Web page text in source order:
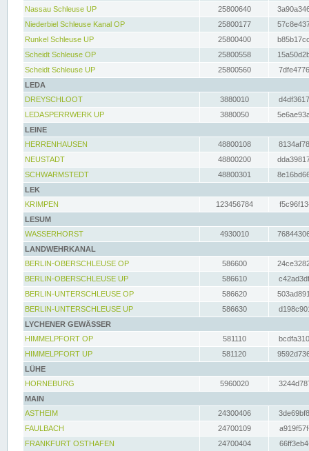
Nassau Schleuse UP
25800640
Niederbiel Schleuse Kanal OP
25800177
Runkel Schleuse UP
25800400
Scheidt Schleuse OP
25800558
Scheidt Schleuse UP
25800560
LEDA
DREYSCHLOOT
3880010
LEDASPERRWERK UP
3880050
LEINE
HERRENHAUSEN
48800108
NEUSTADT
48800200
SCHWARMSTEDT
48800301
LEK
KRIMPEN
123456784
LESUM
WASSERHORST
4930010
LANDWEHRKANAL
BERLIN-OBERSCHLEUSE OP
586600
BERLIN-OBERSCHLEUSE UP
586610
BERLIN-UNTERSCHLEUSE OP
586620
BERLIN-UNTERSCHLEUSE UP
586630
LYCHENER GEWÄSSER
HIMMELPFORT OP
581110
HIMMELPFORT UP
581120
LÜHE
HORNEBURG
5960020
MAIN
ASTHEIM
24300406
FAULBACH
24700109
FRANKFURT OSTHAFEN
24700404